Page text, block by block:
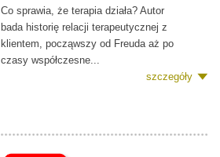
Co sprawia, że terapia działa? Autor
bada historię relacji terapeutycznej z
klientem, począwszy od Freuda aż po
czasy współczesne...
szczegóły